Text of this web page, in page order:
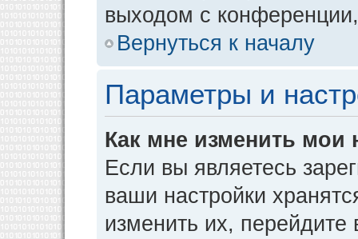
выходом с
Вернуться к началу
Параметры и
Как мне изменить мои
Если вы являетесь
ваши настройки
изменить их, перейдите